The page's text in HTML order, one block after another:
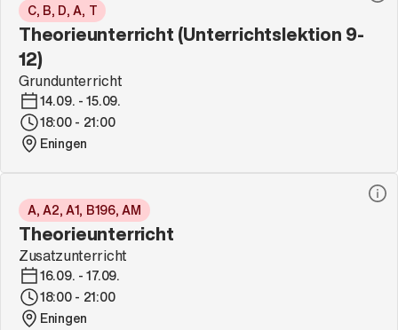
C, B, D, A, T
Theorieunterricht (Unterrichtslektion 9-
12)
Grundunterricht
14.09. - 15.09.
18:00 - 21:00
Eningen
A, A2, A1, B196, AM
Theorieunterricht
Zusatzunterricht
16.09. - 17.09.
18:00 - 21:00
Eningen